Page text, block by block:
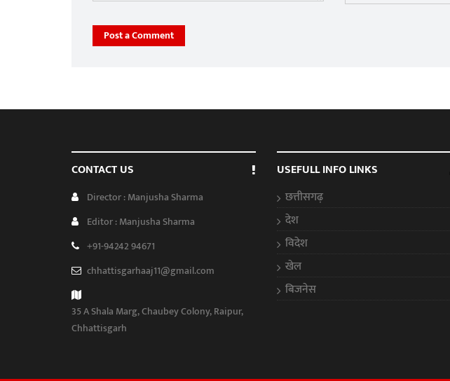
Post a Comment
CONTACT US
Director : Manjusha Sharma
Editor : Manjusha Sharma
+91-94242 94671
chhattisgarhaaj11@gmail.com
35 A Shala Marg, Chaubey Colony, Raipur,
Chhattisgarh
USEFULL INFO LINKS
छत्तीसगढ़
देश
विदेश
खेल
बिजनेस